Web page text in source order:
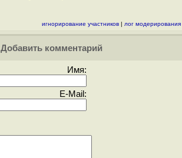
игнорирование участников | лог модерирования
Добавить комментарий
Имя:
E-Mail: